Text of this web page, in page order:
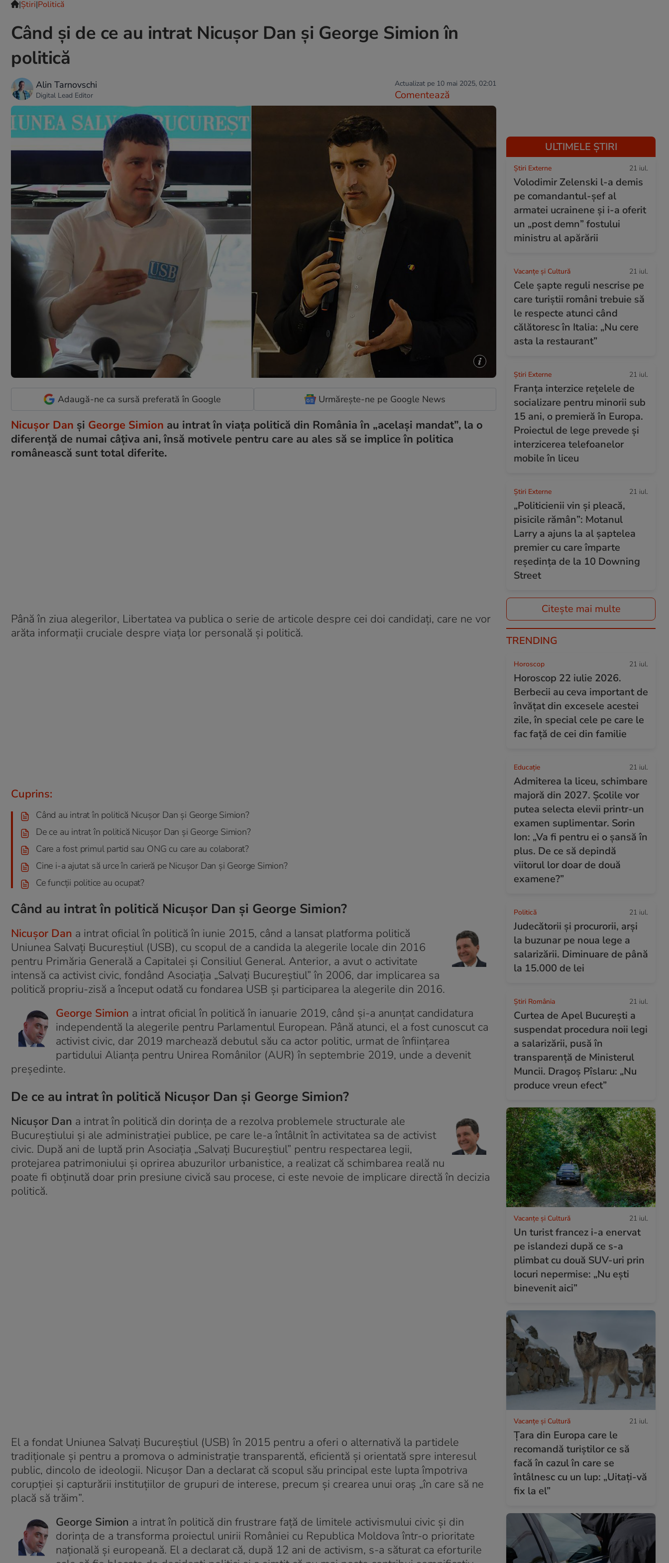
|Ştiri|Politică
Când și de ce au intrat Nicușor Dan și George Simion în
politică
Alin Tarnovschi
Digital Lead Editor
Actualizat pe 10 mai 2025, 02:01
Comentează
Adaugă-ne ca sursă preferată în Google Urmărește-ne pe Google News
Nicușor Dan și George Simion au intrat în viața politică din România în „același mandat”, la o
diferență de numai câțiva ani, însă motivele pentru care au ales să se implice în politica
românească sunt total diferite.
Până în ziua alegerilor, Libertatea va publica o serie de articole despre cei doi candidați, care ne vor
arăta informații cruciale despre viața lor personală și politică.
Cuprins:
Când au intrat în politică Nicușor Dan și George Simion?
De ce au intrat în politică Nicușor Dan și George Simion?
Care a fost primul partid sau ONG cu care au colaborat?
Cine i-a ajutat să urce în carieră pe Nicușor Dan și George Simion?
Ce funcții politice au ocupat?
Când au intrat în politică Nicușor Dan și George Simion?
Nicușor Dan a intrat oficial în politică în iunie 2015, când a lansat platforma politică
Uniunea Salvați Bucureștiul (USB), cu scopul de a candida la alegerile locale din 2016
pentru Primăria Generală a Capitalei și Consiliul General. Anterior, a avut o activitate
intensă ca activist civic, fondând Asociația „Salvați Bucureștiul” în 2006, dar implicarea sa
politică propriu-zisă a început odată cu fondarea USB și participarea la alegerile din 2016.
George Simion a intrat oficial în politică în ianuarie 2019, când și-a anunțat candidatura
independentă la alegerile pentru Parlamentul European. Până atunci, el a fost cunoscut ca
activist civic, dar 2019 marchează debutul său ca actor politic, urmat de înființarea
partidului Alianța pentru Unirea Românilor (AUR) în septembrie 2019, unde a devenit
președinte.
De ce au intrat în politică Nicușor Dan și George Simion?
Nicușor Dan a intrat în politică din dorința de a rezolva problemele structurale ale
Bucureștiului și ale administrației publice, pe care le-a întâlnit în activitatea sa de activist
civic. După ani de luptă prin Asociația „Salvați Bucureștiul” pentru respectarea legii,
protejarea patrimoniului și oprirea abuzurilor urbanistice, a realizat că schimbarea reală nu
poate fi obținută doar prin presiune civică sau procese, ci este nevoie de implicare directă în decizia
politică.
El a fondat Uniunea Salvați Bucureștiul (USB) în 2015 pentru a oferi o alternativă la partidele
tradiționale și pentru a promova o administrație transparentă, eficientă și orientată spre interesul
public, dincolo de ideologii. Nicușor Dan a declarat că scopul său principal este lupta împotriva
corupției și capturării instituțiilor de grupuri de interese, precum și crearea unui oraș „în care să ne
placă să trăim”.
George Simion a intrat în politică din frustrare față de limitele activismului civic și din
dorința de a transforma proiectul unirii României cu Republica Moldova într-o prioritate
națională și europeană. El a declarat că, după 12 ani de activism, s-a săturat ca eforturile
ULTIMELE ȘTIRI
Știri Externe 21 iul.
Volodimir Zelenski l-a demis
pe comandantul-șef al
armatei ucrainene și i-a oferit
un „post demn” fostului
ministru al apărării
Vacanțe și Cultură 21 iul.
Cele șapte reguli nescrise pe
care turiștii români trebuie să
le respecte atunci când
călătoresc în Italia: „Nu cere
asta la restaurant”
Știri Externe 21 iul.
Franța interzice rețelele de
socializare pentru minorii sub
15 ani, o premieră în Europa.
Proiectul de lege prevede şi
interzicerea telefoanelor
mobile în liceu
Știri Externe 21 iul.
„Politicienii vin și pleacă,
pisicile rămân”: Motanul
Larry a ajuns la al șaptelea
premier cu care împarte
reședința de la 10 Downing
Street
Citește mai multe
TRENDING
Horoscop 21 iul.
Horoscop 22 iulie 2026.
Berbecii au ceva important de
învățat din excesele acestei
zile, în special cele pe care le
fac față de cei din familie
Educație 21 iul.
Admiterea la liceu, schimbare
majoră din 2027. Școlile vor
putea selecta elevii printr-un
examen suplimentar. Sorin
Ion: „Va fi pentru ei o șansă în
plus. De ce să depindă
viitorul lor doar de două
examene?”
Politică 21 iul.
Judecătorii și procurorii, arși
la buzunar pe noua lege a
salarizării. Diminuare de până
la 15.000 de lei
Știri România 21 iul.
Curtea de Apel București a
suspendat procedura noii legi
a salarizării, pusă în
transparență de Ministerul
Muncii. Dragoș Pîslaru: „Nu
produce vreun efect”
Vacanțe și Cultură 21 iul.
Un turist francez i-a enervat
pe islandezi după ce s-a
plimbat cu două SUV-uri prin
locuri nepermise: „Nu ești
binevenit aici”
Vacanțe și Cultură 21 iul.
Țara din Europa care le
recomandă turiștilor ce să
facă în cazul în care se
întâlnesc cu un lup: „Uitați-vă
fix la el”